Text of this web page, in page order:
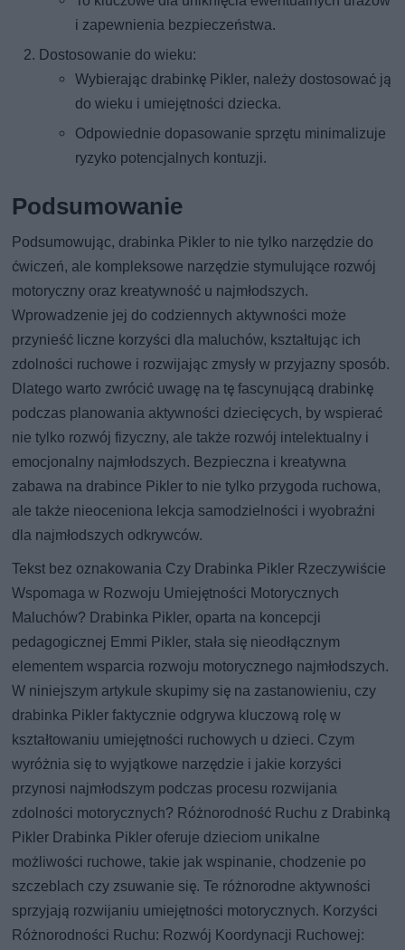
i zapewnienia bezpieczeństwa.
Dostosowanie do wieku:
Wybierając drabinkę Pikler, należy dostosować ją
do wieku i umiejętności dziecka.
Odpowiednie dopasowanie sprzętu minimalizuje
ryzyko potencjalnych kontuzji.
Podsumowanie
Podsumowując, drabinka Pikler to nie tylko narzędzie do
ćwiczeń, ale kompleksowe narzędzie stymulujące rozwój
motoryczny oraz kreatywność u najmłodszych.
Wprowadzenie jej do codziennych aktywności może
przynieść liczne korzyści dla maluchów, kształtując ich
zdolności ruchowe i rozwijając zmysły w przyjazny sposób.
Dlatego warto zwrócić uwagę na tę fascynującą drabinkę
podczas planowania aktywności dziecięcych, by wspierać
nie tylko rozwój fizyczny, ale także rozwój intelektualny i
emocjonalny najmłodszych. Bezpieczna i kreatywna
zabawa na drabince Pikler to nie tylko przygoda ruchowa,
ale także nieoceniona lekcja samodzielności i wyobraźni
dla najmłodszych odkrywców.
Tekst bez oznakowania Czy Drabinka Pikler Rzeczywiście
Wspomaga w Rozwoju Umiejętności Motorycznych
Maluchów? Drabinka Pikler, oparta na koncepcji
pedagogicznej Emmi Pikler, stała się nieodłącznym
elementem wsparcia rozwoju motorycznego najmłodszych.
W niniejszym artykule skupimy się na zastanowieniu, czy
drabinka Pikler faktycznie odgrywa kluczową rolę w
kształtowaniu umiejętności ruchowych u dzieci. Czym
wyróżnia się to wyjątkowe narzędzie i jakie korzyści
przynosi najmłodszym podczas procesu rozwijania
zdolności motorycznych? Różnorodność Ruchu z Drabinką
Pikler Drabinka Pikler oferuje dzieciom unikalne
możliwości ruchowe, takie jak wspinanie, chodzenie po
szczeblach czy zsuwanie się. Te różnorodne aktywności
sprzyjają rozwijaniu umiejętności motorycznych. Korzyści
Różnorodności Ruchu: Rozwój Koordynacji Ruchowej: